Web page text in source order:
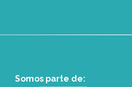
Somos parte de: